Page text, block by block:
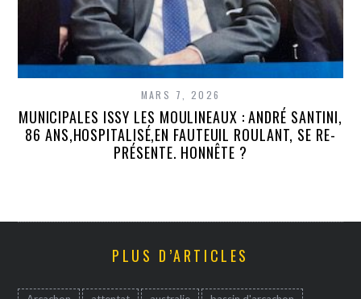
MARS 7, 2026
MUNICIPALES ISSY LES MOULINEAUX : ANDRÉ SANTINI,
86 ANS,HOSPITALISÉ,EN FAUTEUIL ROULANT, SE RE-
PRÉSENTE. HONNÊTE ?
PLUS D’ARTICLES